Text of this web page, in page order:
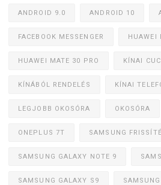
ANDROID 9.0 ANDROID 10
FACEBOOK MESSENGER HUAWEI
HUAWEI MATE 30 PRO KÍNAI
KÍNÁBÓL RENDELÉS KÍNAI
LEGJOBB OKOSÓRA OKOSÓRA
ONEPLUS 7T SAMSUNG
SAMSUNG GALAXY NOTE 9
SAMSUNG GALAXY S9